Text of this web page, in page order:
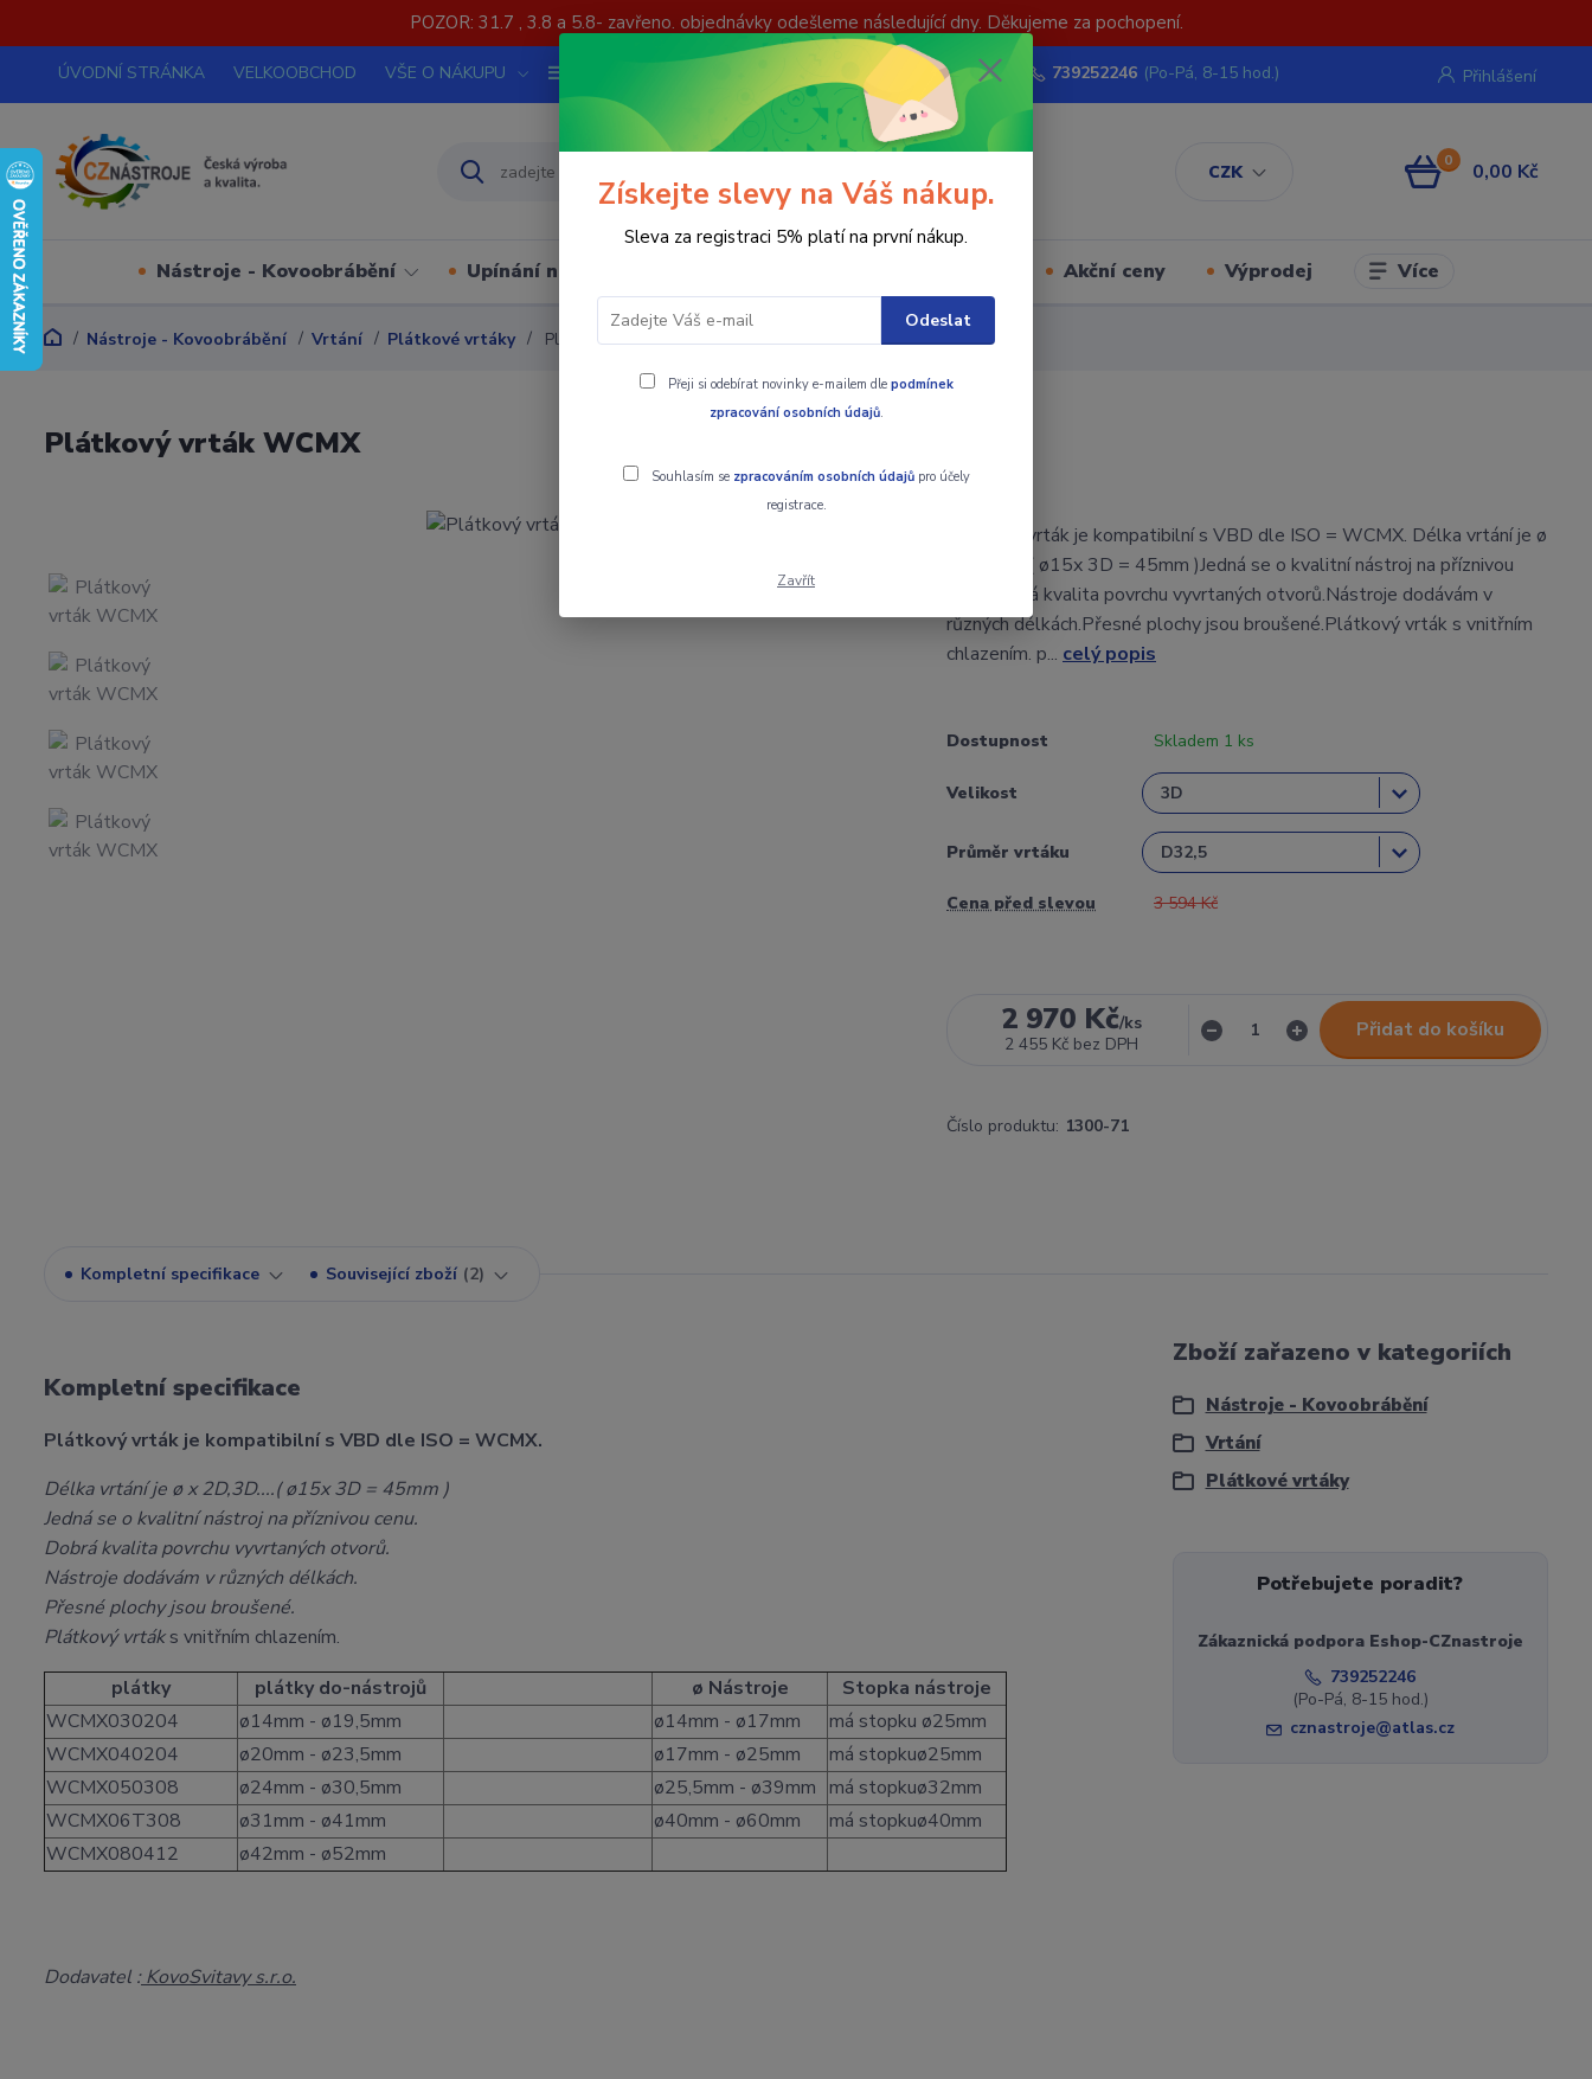
POZOR: 31.7 , 3.8 a 5.8- zavřeno. objednávky odešleme následující dny. Děkujeme za pochopení.
ÚVODNÍ STRÁNKA VELKOOBCHOD VŠE O NÁKUPU
CZK
Přihlášení
Nevíte si rady? Zavolejte. 739252246 (Po-Pá, 8-15 hod.)
0 0,00 Kč
Nástroje - Kovoobrábění Upínání nástrojů Akční ceny Výprodej Více
Nástroje - Kovoobrábění Vrtání Plátkové vrtáky Plátkový vrták WCMX
Plátkový vrták WCMX
Plátkový vrták je kompatibilní s VBD dle ISO = WCMX. Délka vrtání je ø
x 2D,3D....( ø15x 3D = 45mm )Jedná se o kvalitní nástroj na příznivou
cenu.Dobrá kvalita povrchu vyvrtaných otvorů.Nástroje dodávám v
různých délkách.Přesné plochy jsou broušené.Plátkový vrták s vnitřním
chlazením. p... celý popis
Dostupnost Skladem 1 ks
Velikost
Průměr vrtáku
Cena před slevou 3 594 Kč
2 970 Kč/ks
2 455 Kč bez DPH
Přidat do košíku
Číslo produktu: 1300-71
Kompletní specifikace Související zboží 2
Kompletní specifikace
Plátkový vrták je kompatibilní s VBD dle ISO = WCMX.
Délka vrtání je ø x 2D,3D....( ø15x 3D = 45mm )
Jedná se o kvalitní nástroj na příznivou cenu.
Dobrá kvalita povrchu vyvrtaných otvorů.
Nástroje dodávám v různých délkách.
Přesné plochy jsou broušené.
Plátkový vrtáks vnitřním chlazením.
plátky
plátky do-nástrojů ø Nástroje
Stopka nástroje
WCMX030204
ø14mm - ø19,5mm ø14mm - ø17mm
má stopku ø25mm
WCMX040204
ø20mm - ø23,5mm ø17mm - ø25mm
má stopkuø25mm
WCMX050308
ø24mm - ø30,5mm ø25,5mm - ø39mm má stopkuø32mm
WCMX06T308
ø31mm - ø41mm ø40mm - ø60mm
má stopkuø40mm
WCMX080412
ø42mm - ø52mm
Dodavatel :KovoSvitavy s.r.o.
Zboží zařazeno v kategoriích
Nástroje - Kovoobrábění
Vrtání
Plátkové vrtáky
Potřebujete poradit?
Zákaznická podpora Eshop-CZnastroje
739252246
(Po-Pá, 8-15 hod.)
cznastroje@atlas.cz
Získejte slevy na Váš nákup.
Sleva za registraci 5% platí na první nákup.
Odeslat
Přeji si odebírat novinky e-mailem dle podmínek
zpracování osobních údajů.
Souhlasím se zpracováním osobních údajůpro účely
registrace.
Zavřít